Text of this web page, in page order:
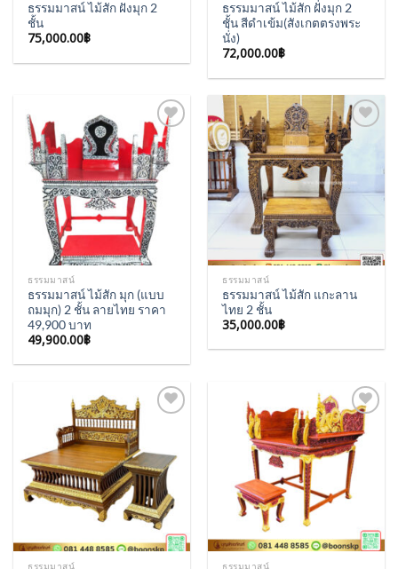
ธรรมมาสน์ ไม้สัก ฝังมุก 2
ชั้น
75,000.00฿
ธรรมมาสน์ ไม้สัก ฝั่งมุก 2
ชั้น สีดำเข้ม(สังเกตตรงพระ
นั่่ง)
72,000.00฿
Add to
Wishlist
ธรรมมาสน์
ธรรมมาสน์ ไม้สัก มุก (แบบ
ถมมุก) 2 ชั้น ลายไทย ราคา
49,900 บาท
49,900.00฿
Add to
Wishlist
ธรรมมาสน์
ธรรมมาสน์ ไม้สัก แกะลาน
ไทย 2 ชั้น
35,000.00฿
ธรรมมาสน์
Add to
Wishlist
ธรรมมาสน์